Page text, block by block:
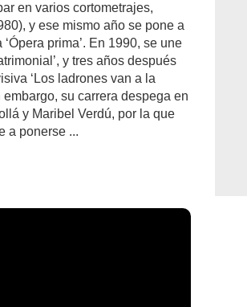
en varios cortometrajes,
y ese mismo año se pone a
prima’. En 1990, se une
y tres años después
‘Los ladrones van a la
su carrera despega en
y Maribel Verdú, por la que
a ponerse ...